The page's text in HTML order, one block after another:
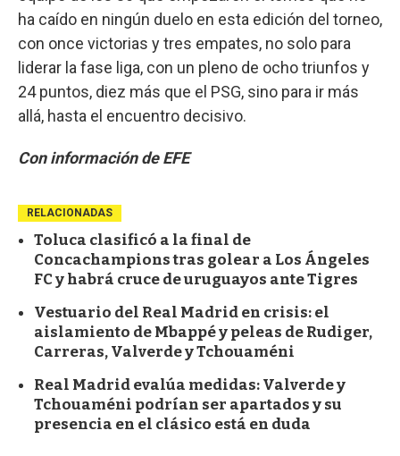
ha caído en ningún duelo en esta edición del torneo,
con once victorias y tres empates, no solo para
liderar la fase liga, con un pleno de ocho triunfos y
24 puntos, diez más que el PSG, sino para ir más
allá, hasta el encuentro decisivo.
Con información de EFE
RELACIONADAS
Toluca clasificó a la final de
Concachampions tras golear a Los Ángeles
FC y habrá cruce de uruguayos ante Tigres
Vestuario del Real Madrid en crisis: el
aislamiento de Mbappé y peleas de Rudiger,
Carreras, Valverde y Tchouaméni
Real Madrid evalúa medidas: Valverde y
Tchouaméni podrían ser apartados y su
presencia en el clásico está en duda